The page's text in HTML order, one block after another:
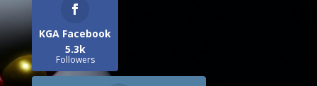
KGA Facebook
5.3k
Followers